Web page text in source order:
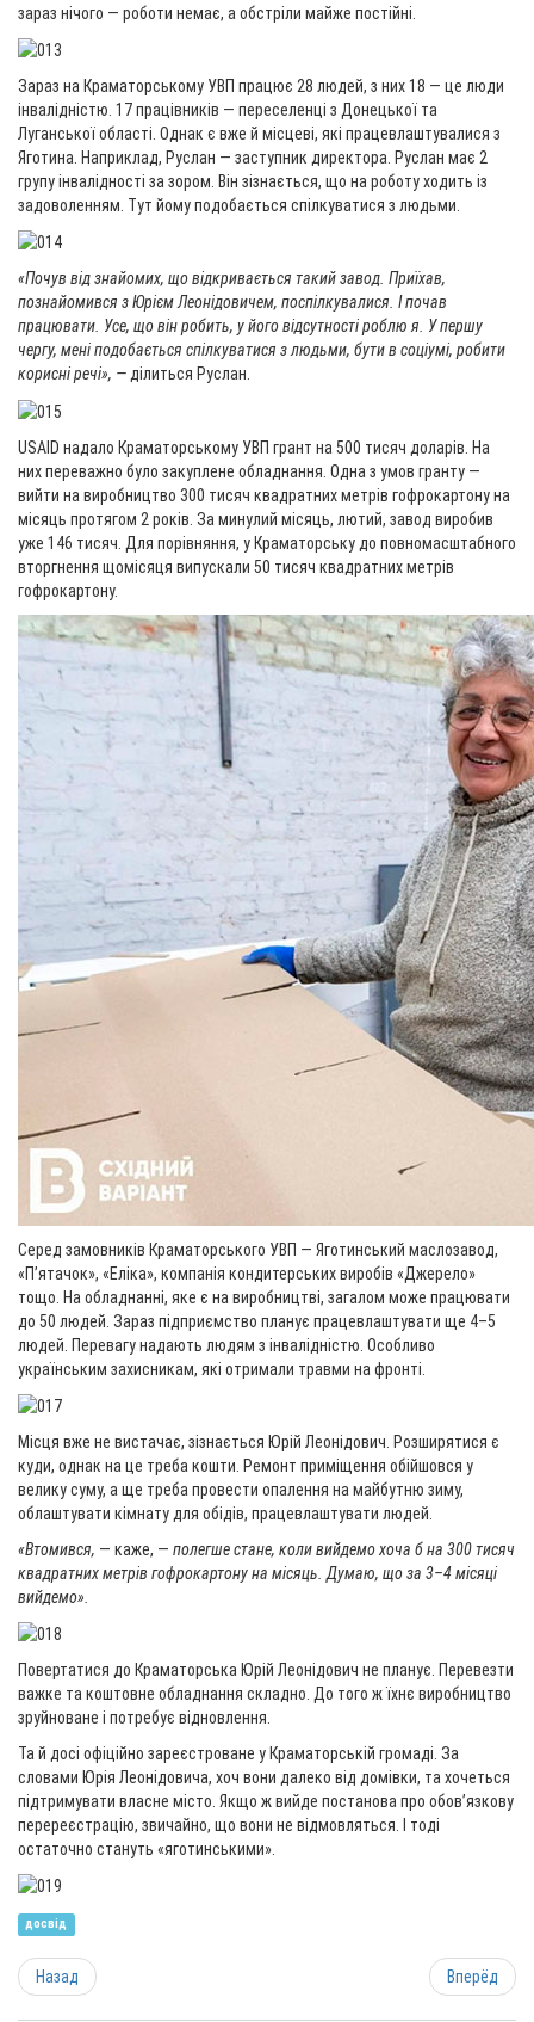
зараз нічого — роботи немає, а обстріли майже постійні.
Зараз на Краматорському УВП працює 28 людей, з них 18 — це люди
інвалідністю. 17 працівників — переселенці з Донецької та
Луганської області. Однак є вже й місцеві, які працевлаштувалися з
Яготина. Наприклад, Руслан — заступник директора. Руслан має 2
групу інвалідності за зором. Він зізнається, що на роботу ходить із
задоволенням. Тут йому подобається спілкуватися з людьми.
«Почув від знайомих, що відкривається такий завод. Приїхав,
познайомився з Юрієм Леонідовичем, поспілкувалися. І почав
працювати. Усе, що він робить, у його відсутності роблю я. У першу
чергу, мені подобається спілкуватися з людьми, бути в соціумі, робити
корисні речі», —ділиться Руслан.
USAID надало Краматорському УВП грант на 500 тисяч доларів. На
них переважно було закуплене обладнання. Одна з умов гранту —
вийти на виробництво 300 тисяч квадратних метрів гофрокартону на
місяць протягом 2 років. За минулий місяць, лютий, завод виробив
уже 146 тисяч. Для порівняння, у Краматорську до повномасштабного
вторгнення щомісяця випускали 50 тисяч квадратних метрів
гофрокартону.
Серед замовників Краматорського УВП — Яготинський маслозавод,
«Пʼятачок», «Еліка», компанія кондитерських виробів «Джерело»
тощо. На обладнанні, яке є на виробництві, загалом може працювати
до 50 людей. Зараз підприємство планує працевлаштувати ще 4–5
людей. Перевагу надають людям з інвалідністю. Особливо
українським захисникам, які отримали травми на фронті.
Місця вже не вистачає, зізнається Юрій Леонідович. Розширятися є
куди, однак на це треба кошти. Ремонт приміщення обійшовся у
велику суму, а ще треба провести опалення на майбутню зиму,
облаштувати кімнату для обідів, працевлаштувати людей.
«Втомився, — каже, — полегше стане, коли вийдемо хоча б на 300 тисяч
квадратних метрів гофрокартону на місяць. Думаю, що за 3–4 місяці
вийдемо».
Повертатися до Краматорська Юрій Леонідович не планує. Перевезти
важке та коштовне обладнання складно. До того ж їхнє виробництво
зруйноване і потребує відновлення.
Та й досі офіційно зареєстроване у Краматорській громаді. За
словами Юрія Леонідовича, хоч вони далеко від домівки, та хочеться
підтримувати власне місто. Якщо ж вийде постанова про обовʼязкову
перереєстрацію, звичайно, що вони не відмовляться. І тоді
остаточно стануть «яготинськими».
досвід
Назад Вперёд